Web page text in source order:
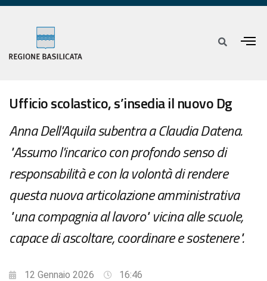
Ufficio scolastico, s’insedia il nuovo Dg
Anna Dell'Aquila subentra a Claudia Datena.
"Assumo l'incarico con profondo senso di
responsabilità e con la volontà di rendere
questa nuova articolazione amministrativa
"una compagnia al lavoro" vicina alle scuole,
capace di ascoltare, coordinare e sostenere".
12 Gennaio 2026
16:46